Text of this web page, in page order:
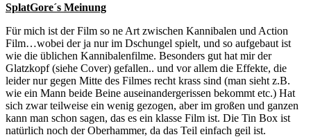
SplatGore´s Meinung
Für mich ist der Film so ne Art zwischen Kannibalen und Action
Film…wobei der ja nur im Dschungel spielt, und so aufgebaut ist
wie die üblichen Kannibalenfilme. Besonders gut hat mir der
Glatzkopf (siehe Cover) gefallen.. und vor allem die Effekte, die
leider nur gegen Mitte des Filmes recht krass sind (man sieht z.B.
wie ein Mann beide Beine auseinandergerissen bekommt etc.) Hat
sich zwar teilweise ein wenig gezogen, aber im großen und ganzen
kann man schon sagen, das es ein klasse Film ist. Die Tin Box ist
natürlich noch der Oberhammer, da das Teil einfach geil ist.